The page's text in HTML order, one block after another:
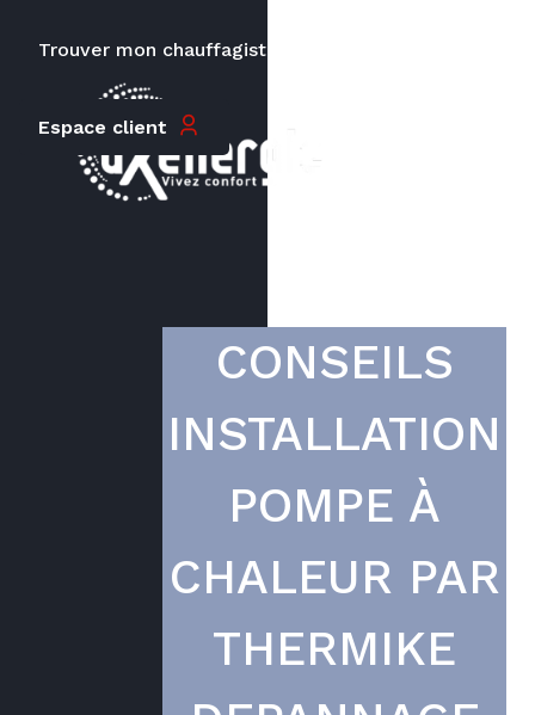
Trouver mon chauffagiste
Espace client
CONSEILS
INSTALLATION
POMPE À
CHALEUR PAR
THERMIKE